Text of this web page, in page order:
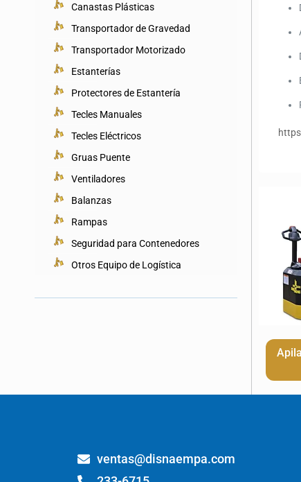
Canastas Plásticas
Transportador de Gravedad
Transportador Motorizado
Estanterías
Protectores de Estantería
Tecles Manuales
Tecles Eléctricos
Gruas Puente
Ventiladores
Balanzas
Rampas
Seguridad para Contenedores
Otros Equipo de Logística
ventas@disnaempa.com